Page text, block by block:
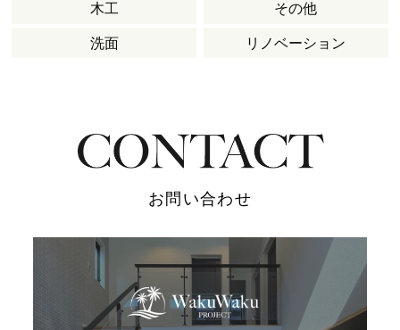
木工 その他
洗面 リノベーション
お問い合わせ